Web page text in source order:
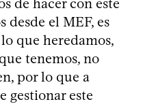
desde el MEF, es
que heredamos,
tenemos, no
por lo que a
gestionar este